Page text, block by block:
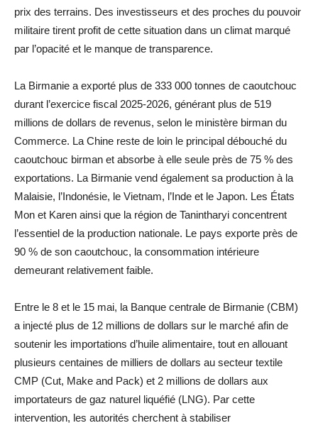
prix des terrains. Des investisseurs et des proches du pouvoir
militaire tirent profit de cette situation dans un climat marqué
par l’opacité et le manque de transparence.
La Birmanie a exporté plus de 333 000 tonnes de caoutchouc
durant l’exercice fiscal 2025-2026, générant plus de 519
millions de dollars de revenus, selon le ministère birman du
Commerce. La Chine reste de loin le principal débouché du
caoutchouc birman et absorbe à elle seule près de 75 % des
exportations. La Birmanie vend également sa production à la
Malaisie, l’Indonésie, le Vietnam, l’Inde et le Japon. Les États
Mon et Karen ainsi que la région de Tanintharyi concentrent
l’essentiel de la production nationale. Le pays exporte près de
90 % de son caoutchouc, la consommation intérieure
demeurant relativement faible.
Entre le 8 et le 15 mai, la Banque centrale de Birmanie (CBM)
a injecté plus de 12 millions de dollars sur le marché afin de
soutenir les importations d’huile alimentaire, tout en allouant
plusieurs centaines de milliers de dollars au secteur textile
CMP (Cut, Make and Pack) et 2 millions de dollars aux
importateurs de gaz naturel liquéfié (LNG). Par cette
intervention, les autorités cherchent à stabiliser